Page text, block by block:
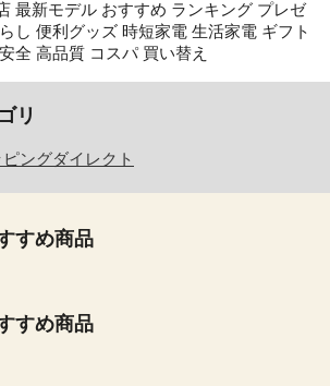
最新モデル おすすめ ランキング プレゼ
し 便利グッズ 時短家電 生活家電 ギフト
全 高品質 コスパ 買い替え
リ
ングダイレクト
すめ商品
すめ商品